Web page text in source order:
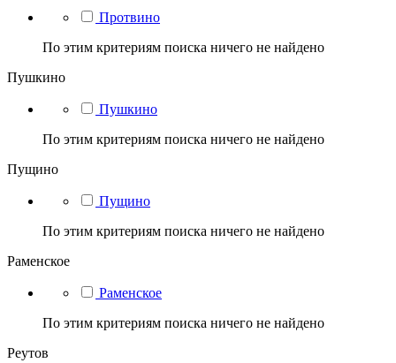
Протвино
По этим критериям поиска ничего не найдено
Пушкино
Пушкино
По этим критериям поиска ничего не найдено
Пущино
Пущино
По этим критериям поиска ничего не найдено
Раменское
Раменское
По этим критериям поиска ничего не найдено
Реутов